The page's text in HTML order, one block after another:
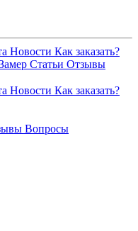
Новости Как заказать?
Статьи Отзывы
Новости Как заказать?
Вопросы